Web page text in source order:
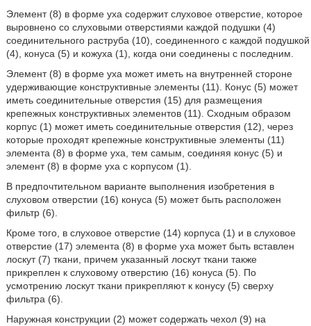
Элемент (8) в форме уха содержит слуховое отверстие, которое
выровнено со слуховыми отверстиями каждой подушки (4)
соединительного раструба (10), соединенного с каждой подушкой
(4), конуса (5) и кожуха (1), когда они соединены с последним.
Элемент (8) в форме уха может иметь на внутренней стороне
удерживающие конструктивные элементы (11). Конус (5) может
иметь соединительные отверстия (15) для размещения
крепежных конструктивных элементов (11). Сходным образом
корпус (1) может иметь соединительные отверстия (12), через
которые проходят крепежные конструктивные элементы (11)
элемента (8) в форме уха, тем самым, соединяя конус (5) и
элемент (8) в форме уха с корпусом (1).
В предпочтительном варианте выполнения изобретения в
слуховом отверстии (16) конуса (5) может быть расположен
фильтр (6).
Кроме того, в слуховое отверстие (14) корпуса (1) и в слуховое
отверстие (17) элемента (8) в форме уха может быть вставлен
лоскут (7) ткани, причем указанный лоскут ткани также
прикреплен к слуховому отверстию (16) конуса (5). По
усмотрению лоскут ткани прикрепляют к конусу (5) сверху
фильтра (6).
Наружная конструкции (2) может содержать чехол (9) на